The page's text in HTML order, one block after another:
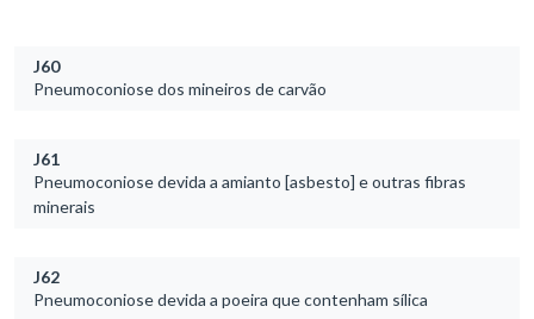
J60
Pneumoconiose dos mineiros de carvão
J61
Pneumoconiose devida a amianto [asbesto] e outras fibras
minerais
J62
Pneumoconiose devida a poeira que contenham sílica